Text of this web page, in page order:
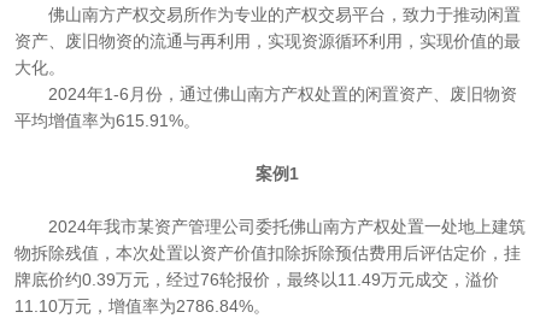
佛山南方产权交易所作为专业的产权交易平台，致力于推动闲置
资产、废旧物资的流通与再利用，实现资源循环利用，实现价值的最
大化。
2024年1-6月份，通过佛山南方产权处置的闲置资产、废旧物资
平均增值率为615.91%。
案例1
2024年我市某资产管理公司委托佛山南方产权处置一处地上建筑
物拆除残值，本次处置以资产价值扣除拆除预估费用后评估定价，挂
牌底价约0.39万元，经过76轮报价，最终以11.49万元成交，溢价
11.10万元，增值率为2786.84%。